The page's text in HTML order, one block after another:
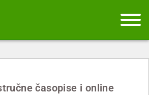
časopise i online